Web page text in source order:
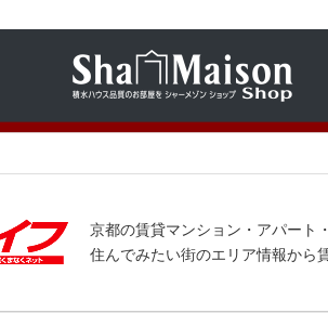
京都の賃貸マンション・アパート
住んでみたい街のエリア情報から